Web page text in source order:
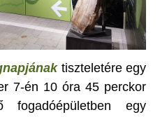
tiszteletére egy
7-én 10 óra 45 perckor
fogadóépületben egy